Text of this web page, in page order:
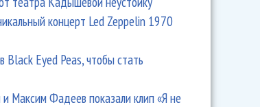
концерт Led Zeppelin 1970
Black Eyed Peas, чтобы стать
Максим Фадеев показали клип «Я не